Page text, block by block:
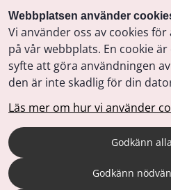
Webbplatsen använder
Vi använder oss av cookies
på vår webbplats. En cookie
syfte att göra användningen
den är inte skadlig för din
Läs mer om hur vi använder
Godkänn
Godkänn